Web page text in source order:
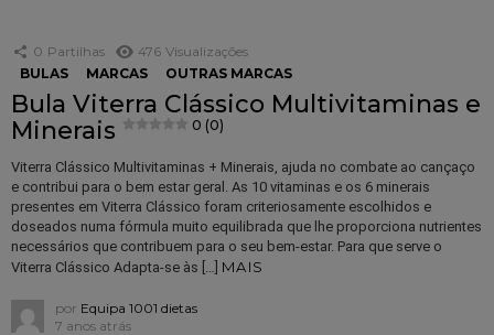
0 Partilhas 476 Visualizações
BULAS
MARCAS OUTRAS MARCAS
Bula Viterra Clássico Multivitaminas e
Minerais
0 (0)
Viterra Clássico Multivitaminas + Minerais, ajuda no combate ao cançaço
e contribui para o bem estar geral. As 10 vitaminas e os 6 minerais
presentes em Viterra Clássico foram criteriosamente escolhidos e
doseados numa fórmula muito equilibrada que lhe proporciona nutrientes
necessários que contribuem para o seu bem-estar. Para que serve o
Viterra Clássico Adapta-se às […] MAIS
por Equipa 1001 dietas
7 anos atrás